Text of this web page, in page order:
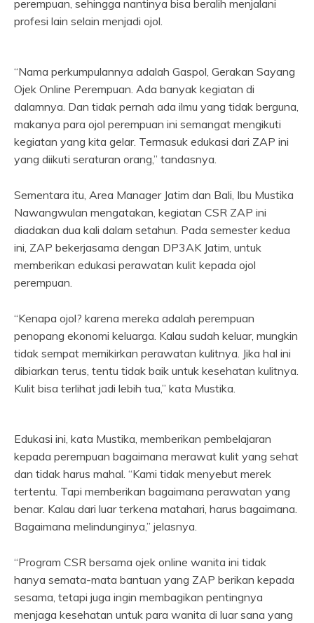
perempuan, sehingga nantinya bisa beralih menjalani
profesi lain selain menjadi ojol.
“Nama perkumpulannya adalah Gaspol, Gerakan Sayang
Ojek Online Perempuan. Ada banyak kegiatan di
dalamnya. Dan tidak pernah ada ilmu yang tidak berguna,
makanya para ojol perempuan ini semangat mengikuti
kegiatan yang kita gelar. Termasuk edukasi dari ZAP ini
yang diikuti seraturan orang,” tandasnya.
Sementara itu, Area Manager Jatim dan Bali, Ibu Mustika
Nawangwulan mengatakan, kegiatan CSR ZAP ini
diadakan dua kali dalam setahun. Pada semester kedua
ini, ZAP bekerjasama dengan DP3AK Jatim, untuk
memberikan edukasi perawatan kulit kepada ojol
perempuan.
“Kenapa ojol? karena mereka adalah perempuan
penopang ekonomi keluarga. Kalau sudah keluar, mungkin
tidak sempat memikirkan perawatan kulitnya. Jika hal ini
dibiarkan terus, tentu tidak baik untuk kesehatan kulitnya.
Kulit bisa terlihat jadi lebih tua,” kata Mustika.
Edukasi ini, kata Mustika, memberikan pembelajaran
kepada perempuan bagaimana merawat kulit yang sehat
dan tidak harus mahal. “Kami tidak menyebut merek
tertentu. Tapi memberikan bagaimana perawatan yang
benar. Kalau dari luar terkena matahari, harus bagaimana.
Bagaimana melindunginya,” jelasnya.
“Program CSR bersama ojek online wanita ini tidak
hanya semata-mata bantuan yang ZAP berikan kepada
sesama, tetapi juga ingin membagikan pentingnya
menjaga kesehatan untuk para wanita di luar sana yang